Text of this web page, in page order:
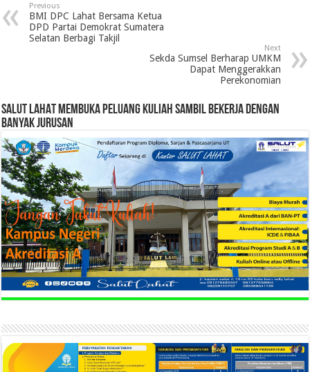
Previous
BMI DPC Lahat Bersama Ketua
DPD Partai Demokrat Sumatera
Selatan Berbagi Takjil
Next
Sekda Sumsel Berharap UMKM
Dapat Menggerakkan
Perekonomian
SALUT LAHAT MEMBUKA PELUANG KULIAH SAMBIL BEKERJA DENGAN
BANYAK JURUSAN